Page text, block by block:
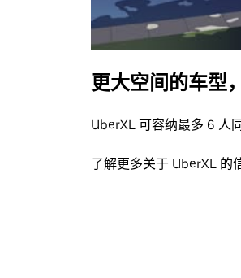
更大空间的车型
UberXL 可容纳最多 6 人同
了解更多关于 UberXL 的